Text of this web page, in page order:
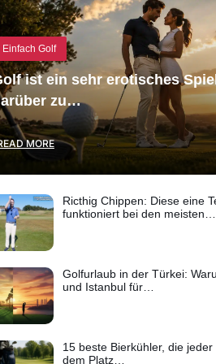
Einfach Golf
ist ein sehr erotisches
zu…
MORE
Ricthig Chippen: Diese eine
funktioniert bei den meisten…
Golfurlaub in der Türkei:
und Istanbul für…
15 beste Bierkühler, die
dem Platz…